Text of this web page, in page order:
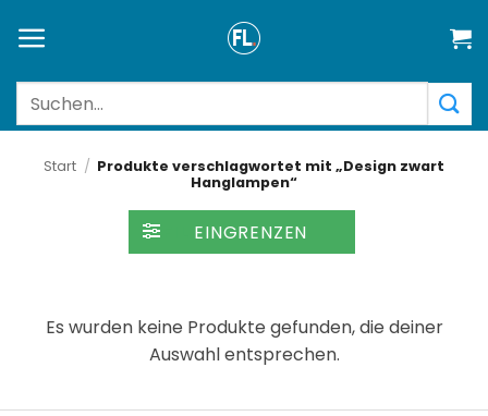
Inhalt
Suchen
Start / Produkte verschlagwortet mit „Design zwart
Hanglampen“
FILTER
Es wurden keine Produkte gefunden, die deiner
Auswahl entsprechen.